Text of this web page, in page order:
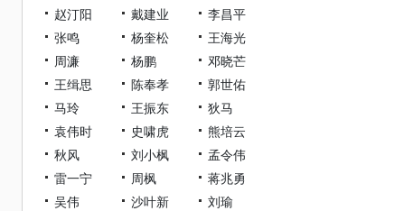
赵汀阳
戴建业
李昌平
张鸣
杨奎松
王海光
周濂
杨鹏
邓晓芒
王缉思
陈奉孝
郭世佑
马玲
王振东
狄马
袁伟时
史啸虎
熊培云
秋风
刘小枫
孟令伟
雷一宁
周枫
蒋兆勇
吴伟
沙叶新
刘瑜